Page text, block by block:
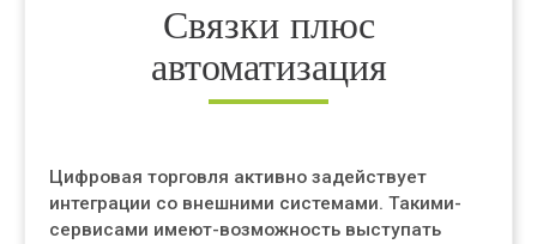
Связки плюс
автоматизация
Цифровая торговля активно задействует
интеграции со внешними системами. Такими-
сервисами имеют-возможность выступать